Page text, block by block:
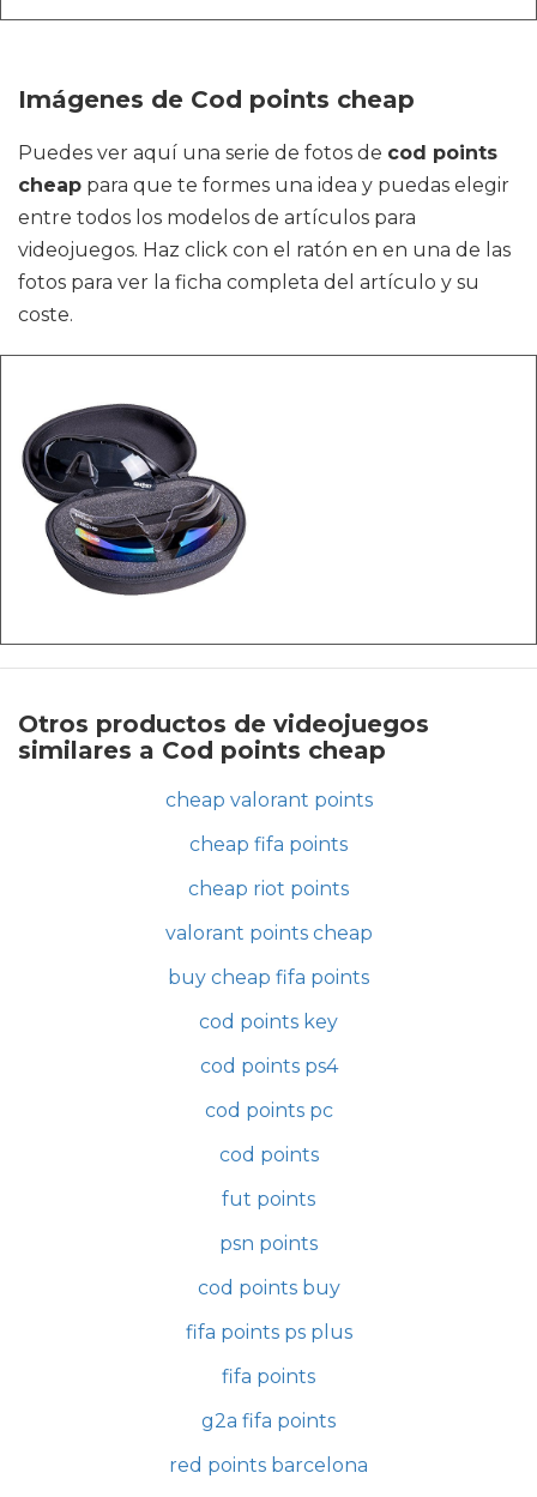
Imágenes de Cod points cheap
Puedes ver aquí una serie de fotos de cod points
cheap para que te formes una idea y puedas elegir
entre todos los modelos de artículos para
videojuegos. Haz click con el ratón en en una de las
fotos para ver la ficha completa del artículo y su
coste.
Otros productos de videojuegos
similares a Cod points cheap
cheap valorant points
cheap fifa points
cheap riot points
valorant points cheap
buy cheap fifa points
cod points key
cod points ps4
cod points pc
cod points
fut points
psn points
cod points buy
fifa points ps plus
fifa points
g2a fifa points
red points barcelona